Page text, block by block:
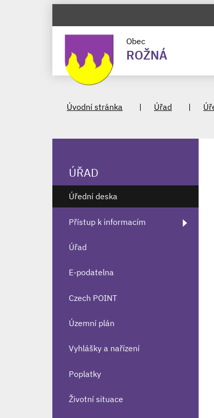
Obec
ROŽNÁ
Úvodní stránka Úřad
ÚŘAD
Úřední deska
Přístup k informacím
Úřad
E-podatelna
Czech POINT
Územní plán
Vyhlášky a nařízení
Poplatky
Životní situace